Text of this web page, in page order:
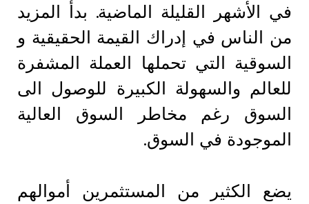
في الأشهر القليلة الماضية. بدأ المزيد
من الناس في إدراك القيمة الحقيقية و
السوقية التي تحملها العملة المشفرة
للعالم والسهولة الكبيرة للوصول الى
السوق رغم مخاطر السوق العالية
الموجودة في السوق.
يضع الكثير من المستثمرين أموالهم